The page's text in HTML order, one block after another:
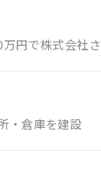
円で株式会社
・倉庫を建設